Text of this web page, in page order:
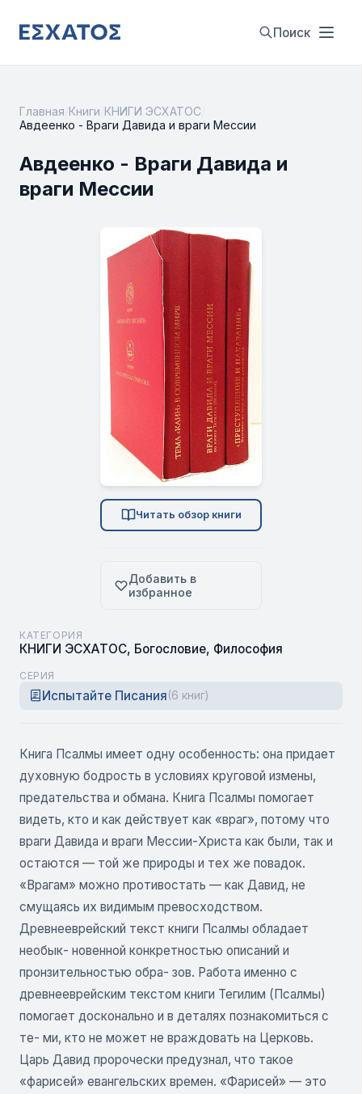
Поиск
Главная Книги КНИГИ ЭСХАТОС
Авдеенко - Враги Давида и враги Мессии
Авдеенко - Враги Давида и
враги Мессии
Читать обзор книги
Добавить в
избранное
КАТЕГОРИЯ
КНИГИ ЭСХАТОС, Богословие, Философия
СЕРИЯ
Испытайте Писания(6 книг)
Книга Псалмы имеет одну особенность: она придает
духовную бодрость в условиях круговой измены,
предательства и обмана. Книга Псалмы помогает
видеть, кто и как действует как «враг», потому что
враги Давида и враги Мессии-Христа как были, так и
остаются — той же природы и тех же повадок.
«Врагам» можно противостать — как Давид, не
смущаясь их видимым превосходством.
Древнееврейский текст книги Псалмы обладает
необык- новенной конкретностью описаний и
пронзительностью обра- зов. Работа именно с
древнееврейским текстом книги Тегилим (Псалмы)
помогает досконально и в деталях познакомиться с
те- ми, кто не может не враждовать на Церковь.
Царь Давид пророчески предузнал, что такое
«фарисей» евангельских времен. «Фарисей» — это